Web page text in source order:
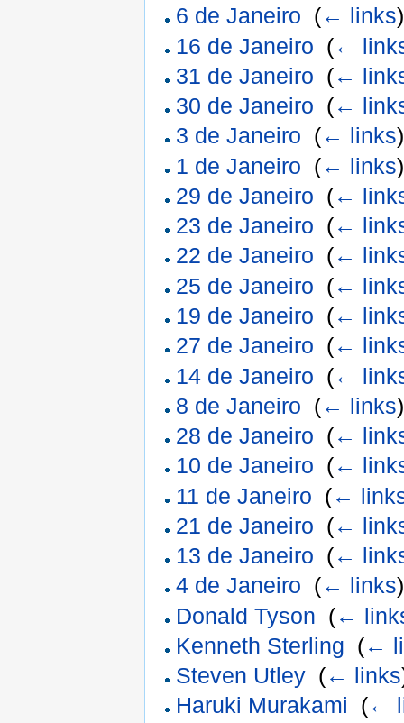
6 de Janeiro (← links)
16 de Janeiro (←
31 de Janeiro (←
30 de Janeiro (←
3 de Janeiro (← links)
1 de Janeiro (← links)
29 de Janeiro (←
23 de Janeiro (←
22 de Janeiro (←
25 de Janeiro (←
19 de Janeiro (←
27 de Janeiro (←
14 de Janeiro (←
8 de Janeiro (← links)
28 de Janeiro (←
10 de Janeiro (←
11 de Janeiro (←
21 de Janeiro (←
13 de Janeiro (←
4 de Janeiro (← links)
Donald Tyson (←
Kenneth Sterling (←
Steven Utley (← links
Haruki Murakami
(←